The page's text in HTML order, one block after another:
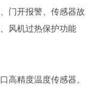
门开报警、传感器故
风机过热保护功能
高精度温度传感器。